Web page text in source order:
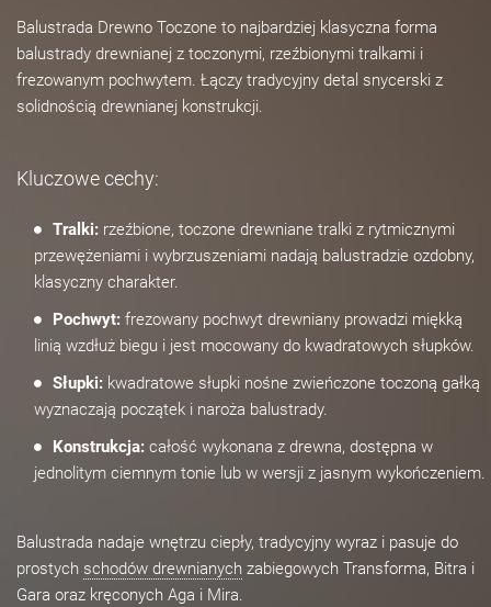
Balustrada Drewno Toczone to najbardziej klasyczna forma
balustrady drewnianej z toczonymi, rzeźbionymi tralkami i
frezowanym pochwytem. Łączy tradycyjny detal snycerski z
solidnością drewnianej konstrukcji.
Kluczowe cechy:
Tralki: rzeźbione, toczone drewniane tralki z rytmicznymi
przewężeniami i wybrzuszeniami nadają balustradzie ozdobny,
klasyczny charakter.
Pochwyt: frezowany pochwyt drewniany prowadzi miękką
linią wzdłuż biegu i jest mocowany do kwadratowych słupków.
Słupki: kwadratowe słupki nośne zwieńczone toczoną gałką
wyznaczają początek i naroża balustrady.
Konstrukcja: całość wykonana z drewna, dostępna w
jednolitym ciemnym tonie lub w wersji z jasnym wykończeniem.
Balustrada nadaje wnętrzu ciepły, tradycyjny wyraz i pasuje do
prostych schodów drewnianych zabiegowych Transforma, Bitra i
Gara oraz kręconych Aga i Mira.